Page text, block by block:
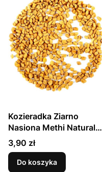
Kozieradka Ziarno
Nasiona Methi Naturalna
50g SKWORCU
Cena
3,90 zł
Do koszyka